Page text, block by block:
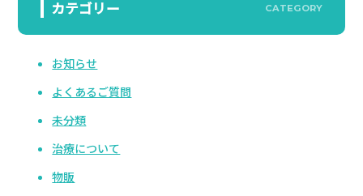
カテゴリー CATEGORY
お知らせ
よくあるご質問
未分類
治療について
物販